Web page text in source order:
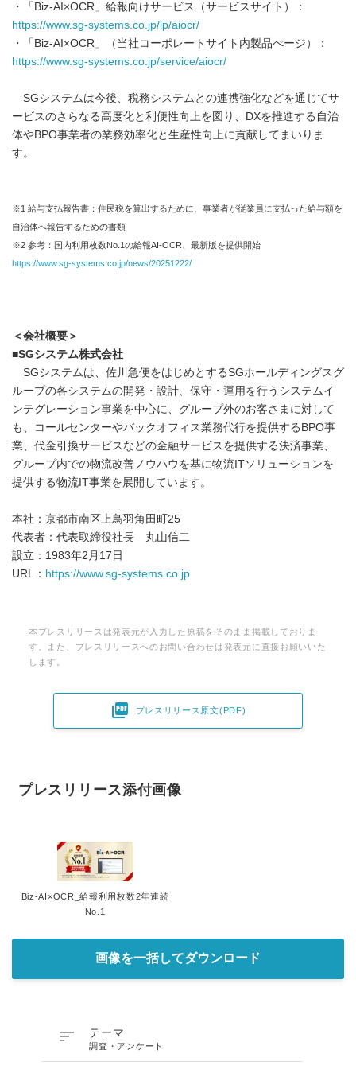
・「Biz-AI×OCR」給報向けサービス（サービスサイト）：
https://www.sg-systems.co.jp/lp/aiocr/
・「Biz-AI×OCR」（当社コーポレートサイト内製品ぺージ）：
https://www.sg-systems.co.jp/service/aiocr/
SGシステムは今後、税務システムとの連携強化などを通じてサ
ービスのさらなる高度化と利便性向上を図り、DXを推進する自治
体やBPO事業者の業務効率化と生産性向上に貢献してまいりま
す。
※1 給与支払報告書：住民税を算出するために、事業者が従業員に支払った給与額を
自治体へ報告するための書類
※2 参考：国内利用枚数No.1の給報AI-OCR、最新版を提供開始
https://www.sg-systems.co.jp/news/20251222/
＜会社概要＞
■SGシステム株式会社
SGシステムは、佐川急便をはじめとするSGホールディングスグ
ループの各システムの開発・設計、保守・運用を行うシステムイ
ンテグレーション事業を中心に、グループ外のお客さまに対して
も、コールセンターやバックオフィス業務代行を提供するBPO事
業、代金引換サービスなどの金融サービスを提供する決済事業、
グループ内での物流改善ノウハウを基に物流ITソリューションを
提供する物流IT事業を展開しています。
本社：京都市南区上鳥羽角田町25
代表者：代表取締役社長 丸山信二
設立：1983年2月17日
URL： https://www.sg-systems.co.jp
本プレスリリースは発表元が入力した原稿をそのまま掲載しておりま
す。また、プレスリリースへのお問い合わせは発表元に直接お願いいた
します。
 プレスリリース原文(PDF)
プレスリリース添付画像
Biz-AI×OCR_給報利用枚数2年連続
No.1
画像を一括してダウンロード
 テーマ
調査・アンケート